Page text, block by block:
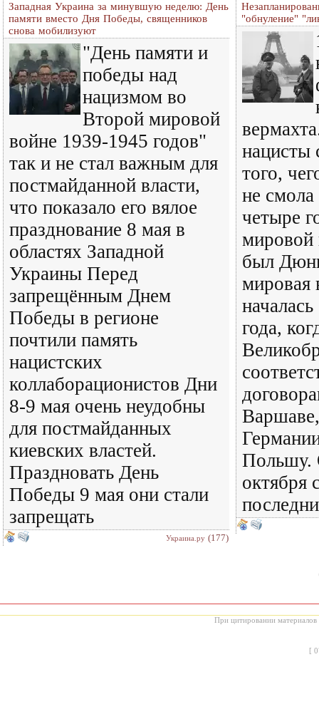
Западная Украина за минувшую неделю: День
памяти вместо Дня Победы, священников
снова мобилизуют
"День памяти и
победы над
нацизмом во
Второй мировой
войне 1939-1945 годов"
так и не стал важным для
постмайданной власти,
что показало его вялое
празднование 8 мая в
областях Западной
Украины Перед
запрещённым Днем
Победы в регионе
почтили память
нацистских
коллаборационистов Дни
8-9 мая очень неудобны
для постмайданных
киевских властей.
Праздновать День
Победы 9 мая они стали
запрещать
Украина.ру (177)
"обнуление"
нацисты
того,
не смола
четыре
был
мировая
года,
Польшу.
октября
При цитировании материалов
[